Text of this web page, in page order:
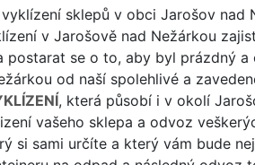
sklepů v obci Jarošov nad
v Jarošově nad Nežárkou
postarat se o to, aby byl prázdný
od naší spolehlivé a
, která působí i v okolí
vašeho sklepa a odvoz
si sami určíte a který vám bude